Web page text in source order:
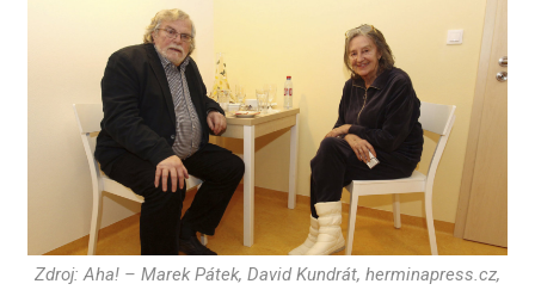
Zdroj: Aha! – Marek Pátek, David Kundrát, herminapress.cz,